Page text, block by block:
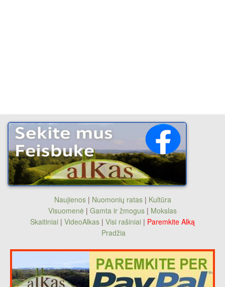
Naujienos| Nuomonių ratas| Kultūra
Visuomenė | Gamta ir žmogus | Mokslas
Skaitiniai | VideoAlkas | Visi rašiniai | Paremkite Alką
Pradžia